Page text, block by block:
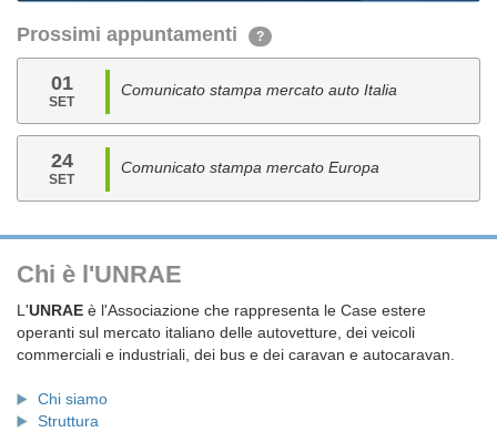
Prossimi appuntamenti ?
01
SET
Comunicato stampa mercato auto Italia
24
SET
Comunicato stampa mercato Europa
Chi è l'UNRAE
L'UNRAE è l'Associazione che rappresenta le Case estere
operanti sul mercato italiano delle autovetture, dei veicoli
commerciali e industriali, dei bus e dei caravan e autocaravan.
Chi siamo
Struttura